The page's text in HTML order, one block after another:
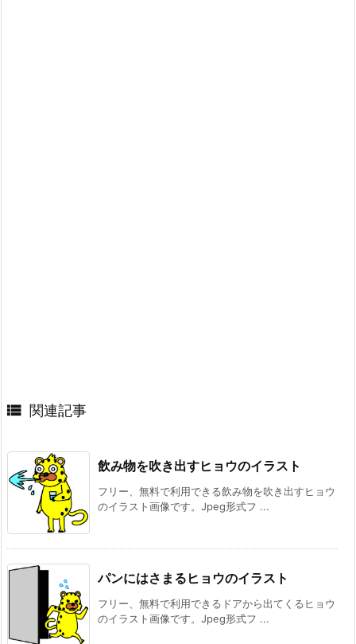
 関連記事
飲み物を吹き出すヒョウのイラスト
フリー、無料で利用できる飲み物を吹き出すヒョウ
のイラスト画像です。Jpeg形式フ ...
パンにはさまるヒョウのイラスト
フリー、無料で利用できるドアから出てくるヒョウ
のイラスト画像です。Jpeg形式フ ...